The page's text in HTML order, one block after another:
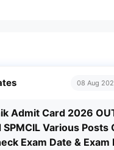
08 Aug
Admit Card 2026
Various Posts
Exam Date & Exam